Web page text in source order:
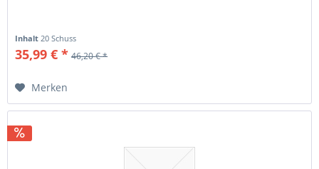
Inhalt20 Schuss
35,99 € * 46,20 € *
Merken